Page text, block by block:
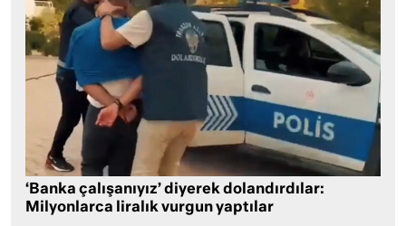
‘Banka çalışanıyız’ diyerek dolandırdılar:
Milyonlarca liralık vurgun yaptılar